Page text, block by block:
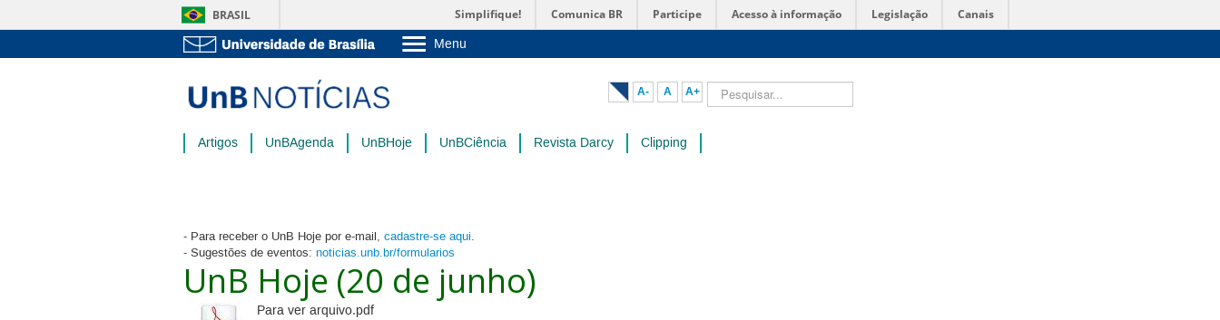
BRASIL Simplifique! Comunica BR Participe Acesso à informação Legislação Canais
Menu
Pós-Graduação
Administração
A- A A+ Pesquisar...
Artigos UnBAgenda UnBHoje UnBCiência Revista Darcy Clipping
- Para receber o UnB Hoje por e-mail, cadastre-se aqui.
- Sugestões de eventos: noticias.unb.br/formularios
UnB Hoje (20 de junho)
Para ver arquivo.pdf